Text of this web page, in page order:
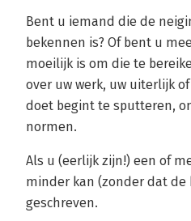
Bent u iemand die de
bekennen is? Of bent u
moeilijk is om die te
over uw werk, uw uiterlijk
doet begint te sputteren,
normen.
Als u (eerlijk zijn!) een of
minder kan (zonder dat
geschreven.